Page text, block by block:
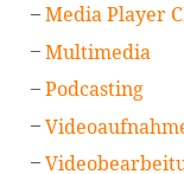
Media Player
Multimedia
Podcasting